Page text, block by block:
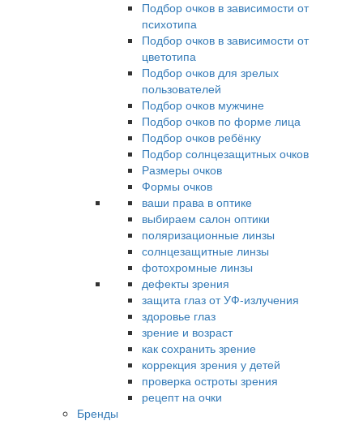
Подбор очков в зависимости от
психотипа
Подбор очков в зависимости от
цветотипа
Подбор очков для зрелых
пользователей
Подбор очков мужчине
Подбор очков по форме лица
Подбор очков ребёнку
Подбор солнцезащитных очков
Размеры очков
Формы очков
ваши права в оптике
выбираем салон оптики
поляризационные линзы
солнцезащитные линзы
фотохромные линзы
дефекты зрения
защита глаз от УФ-излучения
здоровье глаз
зрение и возраст
как сохранить зрение
коррекция зрения у детей
проверка остроты зрения
рецепт на очки
Бренды